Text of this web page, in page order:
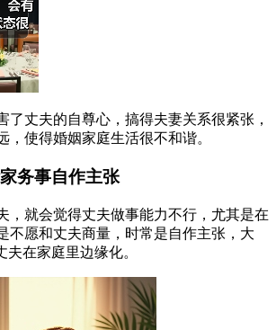
了丈夫的自尊心，搞得夫妻关系很紧张，
，使得婚姻家庭生活很不和谐。
务事自作主张
，就会觉得丈夫做事能力不行，尤其是在
不愿和丈夫商量，时常是自作主张，大
夫在家庭里边缘化。